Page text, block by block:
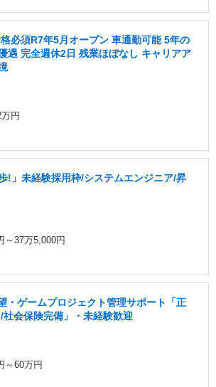
格必須R7年5月オープン 車通勤可能 5年の
遇 完全週休2日 残業ほぼなし キャリアア
円
!」未経験採用枠/システムエンジニア/昇
～37万5,000円
・ゲームプロジェクト管理サポート「正
会保険完備」・未経験歓迎
～60万円